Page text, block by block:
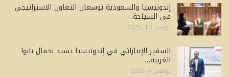
إندونيسيا والسعودية توسعان التعاون الاستراتيجي
في السياحة…
نوفمبر 10, 2025
السفير الإماراتي في إندونيسيا يشيد بجمال بابوا
الغربية…
نوفمبر 4, 2025